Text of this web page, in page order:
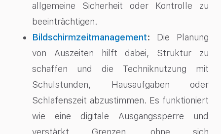
allgemeine Sicherheit oder Kontrolle zu
beeinträchtigen.
Bildschirmzeitmanagement: Die Planung
von Auszeiten hilft dabei, Struktur zu
schaffen und die Techniknutzung mit
Schulstunden, Hausaufgaben oder
Schlafenszeit abzustimmen. Es funktioniert
wie eine digitale Ausgangssperre und